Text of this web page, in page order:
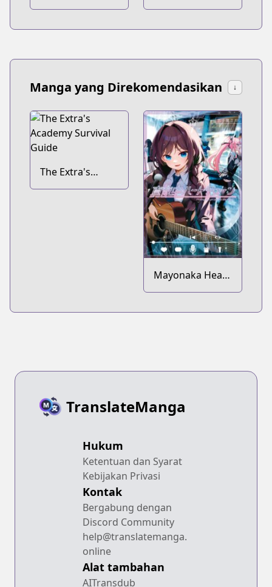
Manga yang Direkomendasikan ↓
The Extra's
Academy
Mayonaka Heart
Tune
TranslateManga
Hukum
Ketentuan dan Syarat
Kebijakan Privasi
Kontak
Bergabung dengan
Discord Community
help@translatemanga.
online
Alat tambahan
AITransdub